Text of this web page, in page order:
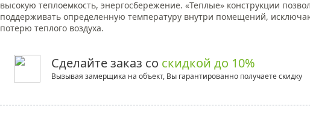
высокую теплоемкость, энергосбережение. «Теплые» конструкции
поддерживать определенную температуру внутри помещений,
потерю теплого воздуха.
Сделайте заказ со скидкой до 10%
Вызывая замерщика на объект, Вы гарантированно получаете скидку